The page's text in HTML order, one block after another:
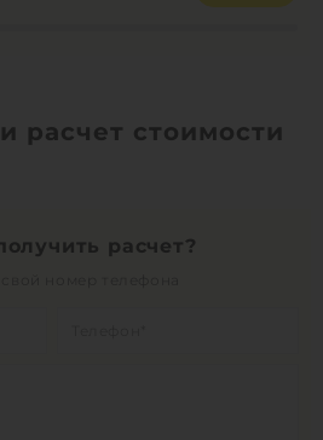
расчет стоимости
расчет?